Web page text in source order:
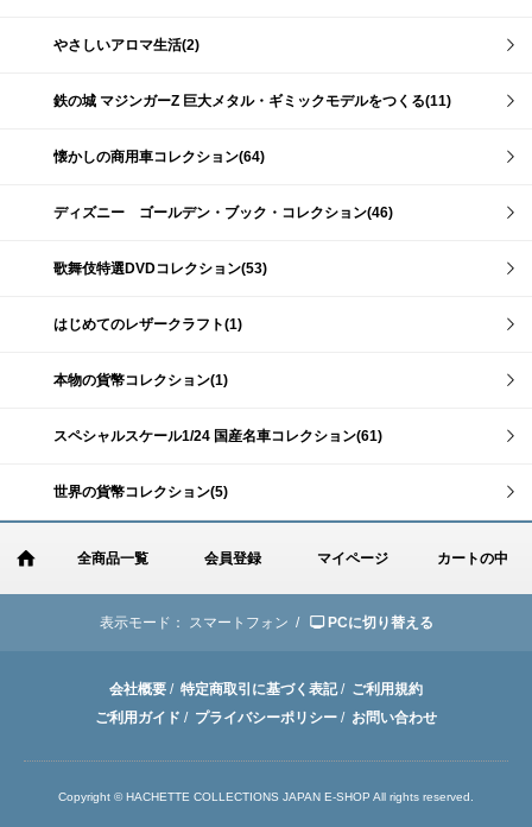
やさしいアロマ生活(2)
鉄の城 マジンガーZ 巨大メタル・ギミックモデルをつくる(11)
懐かしの商用車コレクション(64)
ディズニー ゴールデン・ブック・コレクション(46)
歌舞伎特選DVDコレクション(53)
はじめてのレザークラフト(1)
本物の貨幣コレクション(1)
スペシャルスケール1/24 国産名車コレクション(61)
世界の貨幣コレクション(5)
全商品一覧 会員登録 マイページ カートの中
表示モード： スマートフォン / PCに切り替える
会社概要 / 特定商取引に基づく表記/ ご利用規約
ご利用ガイド / プライバシーポリシー / お問い合わせ
Copyright © HACHETTE COLLECTIONS JAPAN E-SHOP All rights reserved.